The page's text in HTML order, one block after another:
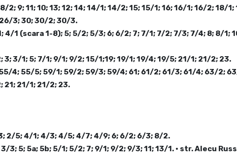
2; 9; 11; 10; 13; 12; 14; 14/1; 14/2; 15; 15/1; 16; 16/1; 16/2; 18/1;
3; 30; 30/2; 30/3.
1 (scara 1-8); 5; 5/2; 5/3; 6; 6/2; 7; 7/1; 7/2; 7/3; 7/4; 8; 8/1;
3/1; 5; 7/1; 9/1; 9/2; 15/1;19; 19/1; 19/4; 19/5; 21/1; 21/2; 23.
4; 55/5; 59/1; 59/2; 59/3; 59/4; 61; 61/2; 61/3; 61/4; 63/2;
21; 21/1; 21/2; 23.
2/5; 4/1; 4/3; 4/5; 4/7; 4/9; 6; 6/2; 6/3; 8/2.
3; 5; 5a; 5b; 5/1; 5/2; 7; 9/1; 9/2; 9/3; 11; 13/1. • str. Alecu